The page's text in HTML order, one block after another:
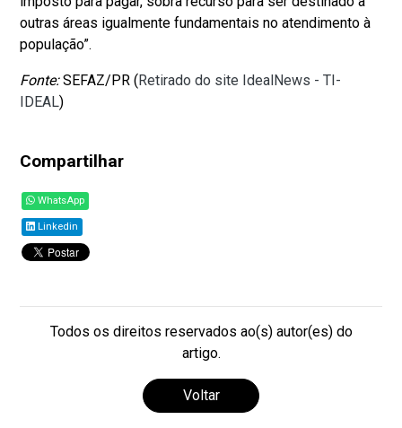
outras áreas igualmente fundamentais no atendimento à
população”.
Fonte:SEFAZ/PR (Retirado do site IdealNews - TI-
IDEAL)
Compartilhar
WhatsApp
Linkedin
Todos os direitos reservados ao(s) autor(es) do
artigo.
Voltar